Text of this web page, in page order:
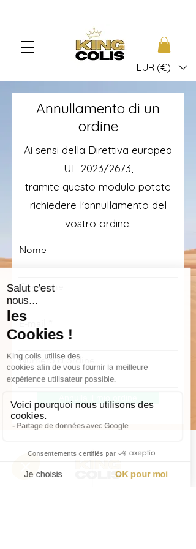
EUR (€)
Annullamento di un
ordine
Ai sensi della Direttiva europea
UE 2023/2673,
tramite questo modulo potete
richiedere l'annullamento del
vostro ordine.
Nome
Cognome
E-mail
Numero d'ordine